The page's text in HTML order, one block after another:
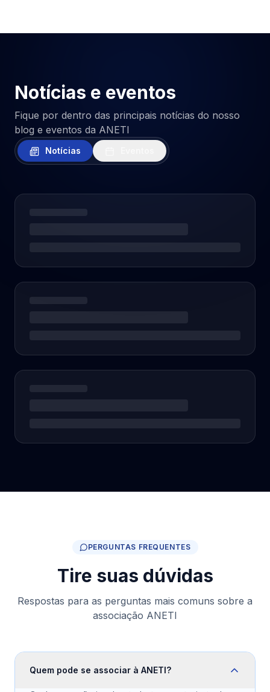
Notícias e eventos
Fique por dentro das principais notícias do nosso
blog e eventos da ANETI
Notícias
PERGUNTAS FREQUENTES
Tire suas dúvidas
Respostas para as perguntas mais comuns sobre a
associação ANETI
Quem pode se associar à ANETI?